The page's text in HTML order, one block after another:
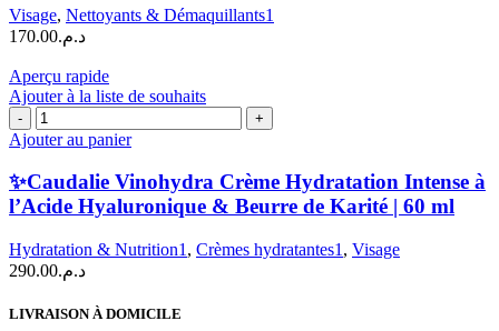
Nettoyante
Hydratante
150ml
Visage, Nettoyants & Démaquillants1
د.م.170.00
Aperçu rapide
Ajouter à la liste de souhaits
quantité
de
✨Caudalie
Vinohydra
Crème
Hydratation
à
l'Acide
&
Ajouter au panier
✨Caudalie Vinohydra Crème Hydratation Intense à
l’Acide Hyaluronique & Beurre de Karité | 60 ml
Hydratation & Nutrition1 , Crèmes hydratantes1 , Visage
د.م.290.00
LIVRAISON À DOMICILE